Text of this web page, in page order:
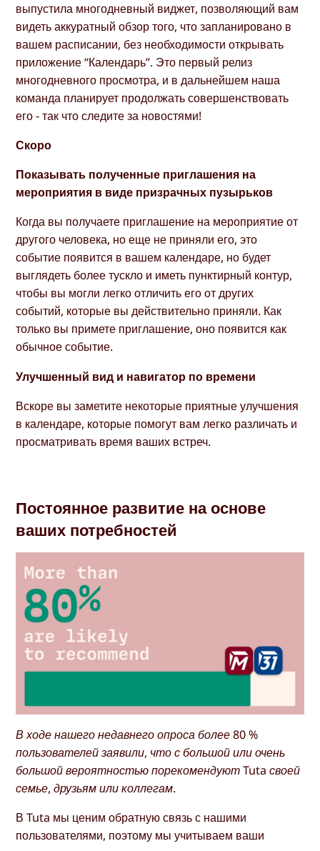
выпустила многодневный виджет, позволяющий вам
видеть аккуратный обзор того, что запланировано в
вашем расписании, без необходимости открывать
приложение “Календарь”. Это первый релиз
многодневного просмотра, и в дальнейшем наша
команда планирует продолжать совершенствовать
его - так что следите за новостями!
Скоро
Показывать полученные приглашения на
мероприятия в виде призрачных пузырьков
Когда вы получаете приглашение на мероприятие от
другого человека, но еще не приняли его, это
событие появится в вашем календаре, но будет
выглядеть более тускло и иметь пунктирный контур,
чтобы вы могли легко отличить его от других
событий, которые вы действительно приняли. Как
только вы примете приглашение, оно появится как
обычное событие.
Улучшенный вид и навигатор по времени
Вскоре вы заметите некоторые приятные улучшения
в календаре, которые помогут вам легко различать и
просматривать время ваших встреч.
Постоянное развитие на основе
ваших потребностей
В ходе нашего недавнего опроса более 80 %
пользователей заявили, что с большой или очень
большой вероятностью порекомендуют Tuta своей
семье, друзьям или коллегам.
В Tuta мы ценим обратную связь с нашими
пользователями, поэтому мы учитываем ваши